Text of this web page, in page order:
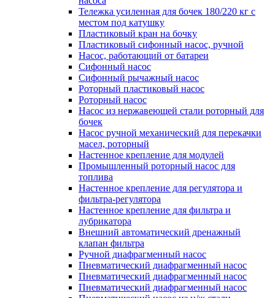
Тележка усиленная для бочек 180/220 кг с
местом под катушку
Пластиковый кран на бочку
Пластиковый сифонный насос, ручной
Насос, работающий от батареи
Сифонный насос
Сифонный рычажный насос
Роторный пластиковый насос
Роторный насос
Насос из нержавеющей стали роторный для
бочек
Насос ручной механический для перекачки
масел, роторный
Настенное крепление для модулей
Промышленный роторный насос для
топлива
Настенное крепление для регулятора и
фильтра-регулятора
Настенное крепление для фильтра и
лубрикатора
Внешний автоматический дренажный
клапан фильтра
Ручной диафрагменный насос
Пневматический диафрагменный насос
Пневматический диафрагменный насос
Пневматический диафрагменный насос